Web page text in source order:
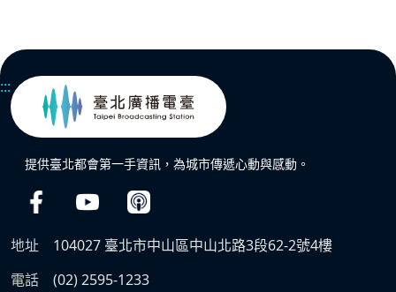
:::
提供臺北都會第一手資訊，為城市傳遞心動與感動。
地址
104027 臺北市中山區中山北路3段62-2號4樓
電話
(02) 2595-1233